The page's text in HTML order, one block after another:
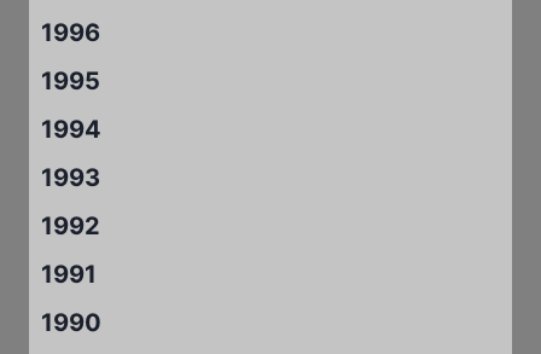
1996
1995
1994
1993
1992
1991
1990